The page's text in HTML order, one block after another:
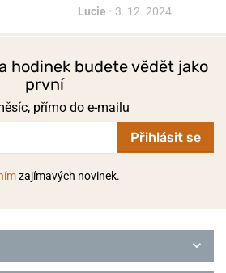
Lucie • 3. 12. 2024
hodinek budete vědět jako
první
přímo do e-mailu
Přihlásit se
zajímavých novinek.